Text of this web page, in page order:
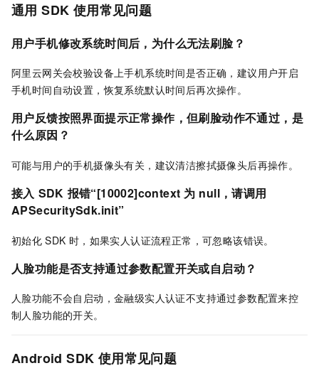
通用 SDK 使用常见问题
用户手机修改系统时间后，为什么无法刷脸？
阿里云网关会校验设备上手机系统时间是否正确，建议用户开启
手机时间自动设置，恢复系统默认时间后再次操作。
用户反馈按照界面提示正常操作，但刷脸动作不通过，是
什么原因？
可能与用户的手机摄像头有关，建议清洁擦拭摄像头后再操作。
接入 SDK 报错“[10002]context 为 null，请调用
APSecuritySdk.init”
初始化 SDK 时，如果实人认证流程正常，可忽略该错误。
人脸功能是否支持通过参数配置开关或自启动？
人脸功能不会自启动，金融级实人认证不支持通过参数配置来控
制人脸功能的开关。
Android SDK 使用常见问题